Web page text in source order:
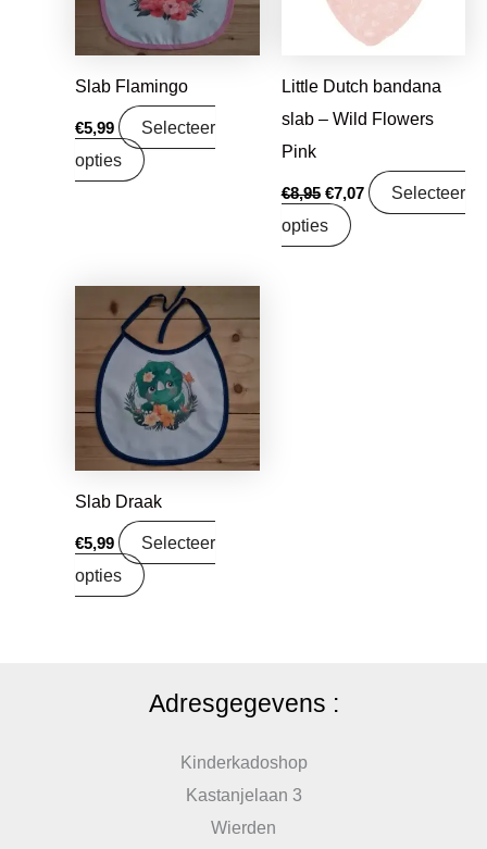
Slab Flamingo
€5,99
Selecteer
opties
Little Dutch bandana
slab – Wild Flowers
Pink
€8,95 €7,07
Selecteer
opties
Slab Draak
€5,99
Selecteer
opties
Adresgegevens :
Kinderkadoshop
Kastanjelaan 3
Wierden